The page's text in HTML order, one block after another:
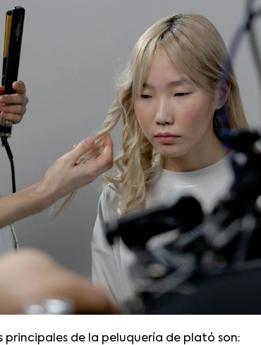
principales de la peluquería de plató son: